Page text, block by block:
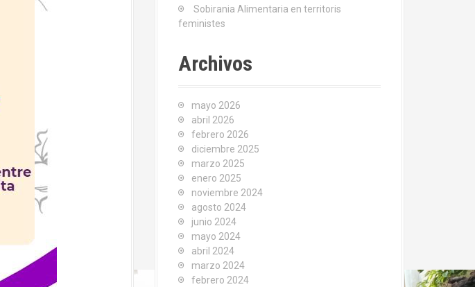
Sobirania Alimentaria en territoris
feministes
Archivos
mayo 2026
abril 2026
febrero 2026
diciembre 2025
marzo 2025
enero 2025
noviembre 2024
agosto 2024
junio 2024
mayo 2024
abril 2024
marzo 2024
febrero 2024